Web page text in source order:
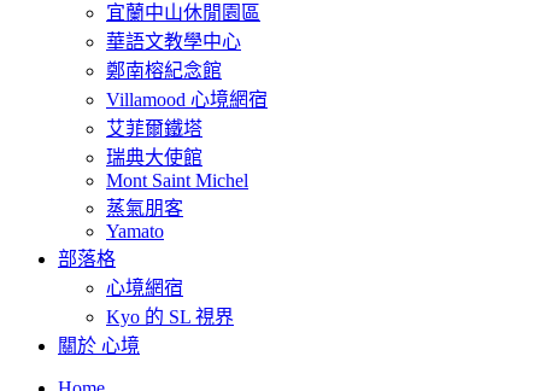
宜蘭中山休閒園區
華語文教學中心
鄭南榕紀念館
Villamood 心境網宿
艾菲爾鐵塔
瑞典大使館
Mont Saint Michel
蒸氣朋客
Yamato
部落格
心境網宿
Kyo 的 SL 視界
關於 心境